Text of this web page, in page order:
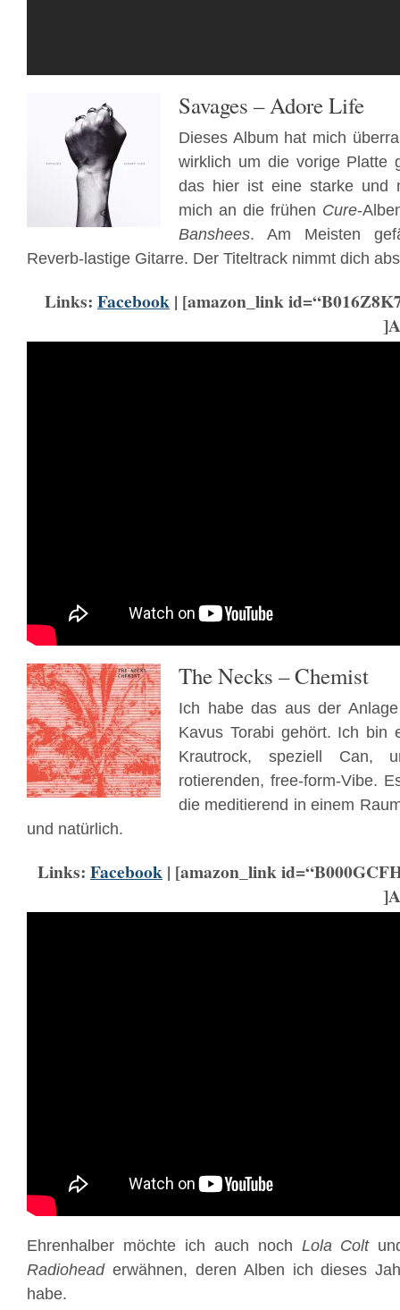
Savages – Adore Life
Dieses Album hat mich
wirklich um die vorige Platte
das hier ist eine starke und
mich an die frühen Cure-
Banshees. Am Meisten
Reverb-lastige Gitarre. Der Titeltrack nimmt dich
Links: Facebook | [amazon_link
The Necks – Chemist
Ich habe das aus der
Kavus Torabi gehört. Ich bin
Krautrock, speziell Can,
rotierenden, free-form-Vibe.
die meditierend in einem
und natürlich.
Links: Facebook | [amazon_link
Ehrenhalber möchte ich auch noch Lola Colt
Radiohead erwähnen, deren Alben ich dieses
habe.